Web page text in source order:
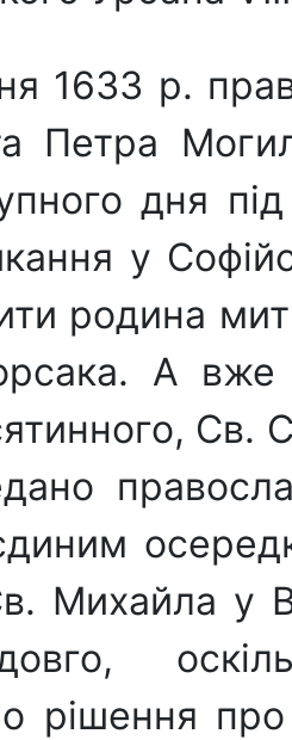
1633 р.
Петра
дня
у
родина
А
Св.
Михайла у
рі­шення про